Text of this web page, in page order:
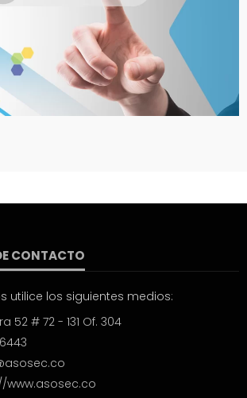
CONTACTO
utilice los siguientes medios:
52 # 72 - 131 Of. 304
www.asosec.co